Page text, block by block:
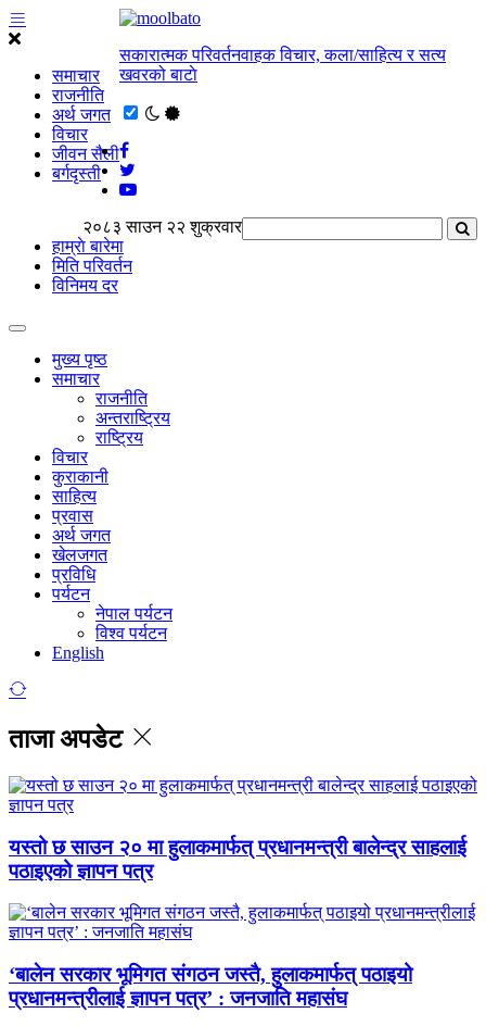
समाचार
राजनीति
अर्थ जगत
विचार
जीवन सैली
बर्गदृस्ती
सकारात्मक परिवर्तनवाहक विचार, कला/साहित्य र सत्य
खवरको बाटाे
२०८३ साउन २२ शुक्रवार
हाम्राे बारेमा
मिति परिवर्तन
विनिमय दर
मुख्य पृष्ठ
समाचार
राजनीति
अन्तराष्ट्रिय
राष्ट्रिय
विचार
कुराकानी
साहित्य
प्रवास
अर्थ जगत
खेलजगत
प्रविधि
पर्यटन
नेपाल पर्यटन
विश्व पर्यटन
English
ताजा अपडेट
यस्तो छ साउन २० मा हुलाकमार्फत् प्रधानमन्त्री बालेन्द्र साहलाई
पठाइएको ज्ञापन पत्र
‘बालेन सरकार भूमिगत संगठन जस्तै, हुलाकमार्फत् पठाइयो
प्रधानमन्त्रीलाई ज्ञापन पत्र’ : जनजाति महासंघ